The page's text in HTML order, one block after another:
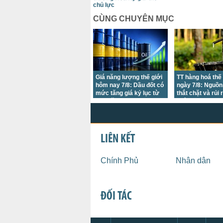
chủ lực
CÙNG CHUYÊN MỤC
Giá năng lượng thế giới
hôm nay 7/8: Dầu đốt có
mức tăng giá kỷ lục từ
TT hàng hoá
ngày 7/8:
thắt chặt và rủi
LIÊN KẾT
Chính Phủ Nhân dân
ĐỐI TÁC